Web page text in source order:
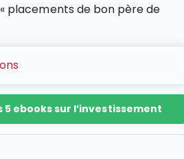
placements de bon père de
ebooks sur l’investissement